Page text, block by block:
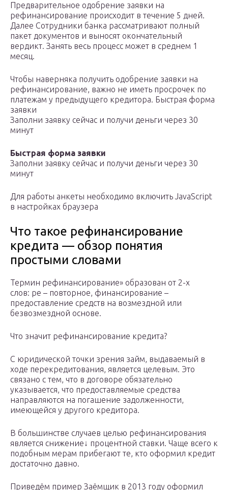
Предварительное одобрение заявки на
рефинансирование происходит в течение 5 дней.
Далее Сотрудники банка рассматривают полный
пакет документов и выносят окончательный
вердикт. Занять весь процесс может в среднем 1
месяц.
Чтобы наверняка получить одобрение заявки на
рефинансирование, важно не иметь просрочек по
платежам у предыдущего кредитора. Быстрая форма
заявки
Заполни заявку сейчас и получи деньги через 30
минут
Быстрая форма заявки
Заполни заявку сейчас и получи деньги через 30
минут
Для работы анкеты необходимо включить JavaScript
в настройках браузера
Что такое рефинансирование
кредита — обзор понятия
простыми словами
Термин рефинансирование» образован от 2-х
слов: ре – повторное, финансирование –
предоставление средств на возмездной или
безвозмездной основе.
Что значит рефинансирование кредита?
С юридической точки зрения займ, выдаваемый в
ходе перекредитования, является целевым. Это
связано с тем, что в договоре обязательно
указывается, что предоставляемые средства
направляются на погашение задолженности,
имеющейся у другого кредитора.
В большинстве случаев целью рефинансирования
является снижение↓ процентной ставки. Чаще всего к
подобным мерам прибегают те, кто оформил кредит
достаточно давно.
Приведём пример Заёмщик в 2013 году оформил